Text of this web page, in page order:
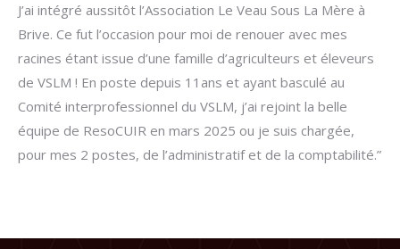
J’ai intégré aussitôt l’Association Le Veau Sous La Mère à
Brive. Ce fut l’occasion pour moi de renouer avec mes
racines étant issue d’une famille d’agriculteurs et éleveurs
de VSLM ! En poste depuis 11ans et ayant basculé au
Comité interprofessionnel du VSLM, j’ai rejoint la belle
équipe de ResoCUIR en mars 2025 ou je suis chargée,
pour mes 2 postes, de l’administratif et de la comptabilité.”